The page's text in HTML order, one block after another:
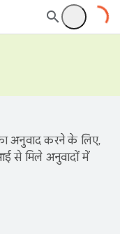
अनुवाद करने के लिए,
से मिले अनुवादों में